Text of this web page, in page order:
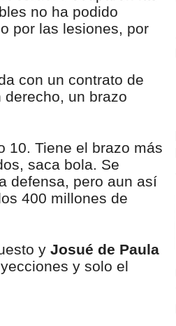
no ha podido
por las lesiones, por
con un contrato de
un brazo
10. Tiene el brazo más
saca bola. Se
defensa, pero aun así
400 millones de
y Josué de Paula
y solo el